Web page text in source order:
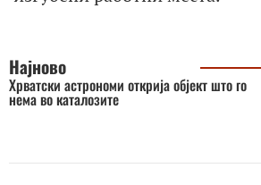
Најново
Хрватски астрономи открија објект што го
нема во каталозите